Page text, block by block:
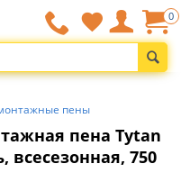
0
пены
пена Tytan
750